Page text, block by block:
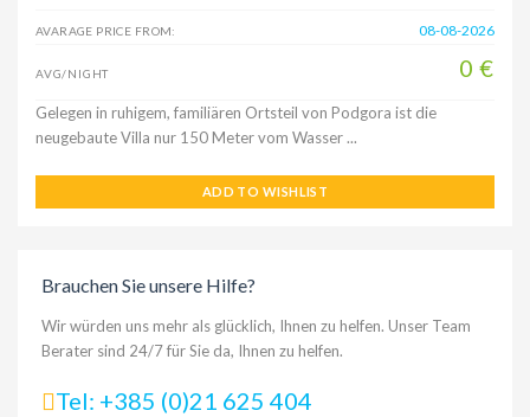
AVARAGE PRICE FROM: 08-08-2026
AVG/NIGHT 0 €
Gelegen in ruhigem, familiären Ortsteil von Podgora ist die
neugebaute Villa nur 150 Meter vom Wasser ...
ADD TO WISHLIST
Brauchen Sie unsere Hilfe?
Wir würden uns mehr als glücklich, Ihnen zu helfen. Unser Team
Berater sind 24/7 für Sie da, Ihnen zu helfen.
Tel: +385 (0)21 625 404